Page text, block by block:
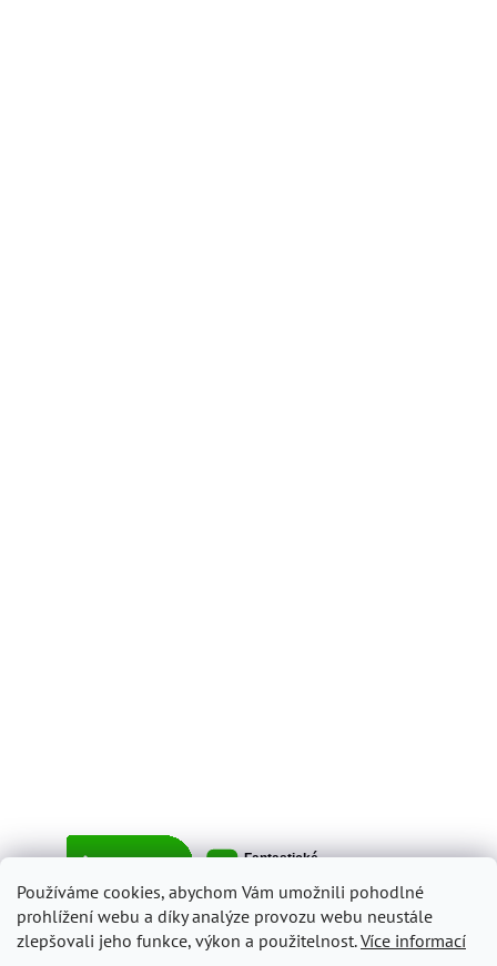
Používáme cookies, abychom Vám umožnili pohodlné
prohlížení webu a díky analýze provozu webu neustále
zlepšovali jeho funkce, výkon a použitelnost.Více informací